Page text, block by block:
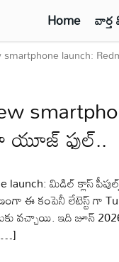
Home వార్త
smartphone launch:
ఫుల్..
launch: మిడిల్ క్లాస్
ఈ కంపెనీ లేటెస్ట్
వచ్చాయి. ఇది జూన్